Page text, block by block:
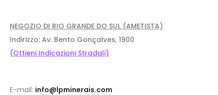
NEGOZIO DI RIO GRANDE DO SUL (AMETISTA)
Indirizzo: Av. Bento Gonçalves, 1900
(Ottieni Indicazioni Stradali)
E-mail: info@lpminerais.com